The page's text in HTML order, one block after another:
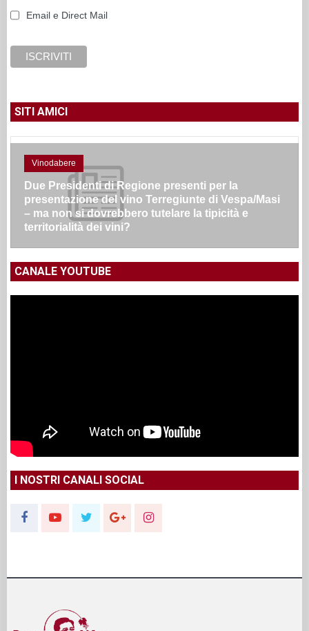
Email e Direct Mail
SITI AMICI
Vinodabere
Due Presidenti di Regione presenti per la
presentazione del vino Terregiunte di Vespa/Masi
– ma non si dovrebbero tutelare la tipicità e
territorialità dei vini?
CANALE YOUTUBE
I NOSTRI CANALI SOCIAL